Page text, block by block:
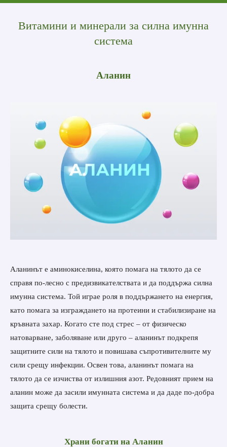
Витамини и минерали за силна имунна
система
Аланин
Аланинът е аминокиселина, която помага на тялото да се
справя по-лесно с предизвикателствата и да поддържа силна
имунна система. Той играе роля в поддържането на енергия,
като помага за изграждането на протеини и стабилизиране на
кръвната захар. Когато сте под стрес – от физическо
натоварване, заболяване или друго – аланинът подкрепя
защитните сили на тялото и повишава съпротивителните му
сили срещу инфекции. Освен това, аланинът помага на
тялото да се изчиства от излишния азот. Редовният прием на
аланин може да засили имунната система и да даде по-добра
защита срещу болести.
Храни богати на Аланин